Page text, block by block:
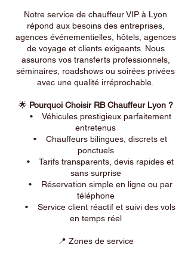
Notre service de chauffeur VIP à Lyon
répond aux besoins des entreprises,
agences événementielles, hôtels, agences
de voyage et clients exigeants. Nous
assurons vos transferts professionnels,
séminaires, roadshows ou soirées privées
avec une qualité irréprochable.
🌟 Pourquoi Choisir RB Chauffeur Lyon ?
• Véhicules prestigieux parfaitement
entretenus
• Chauffeurs bilingues, discrets et
ponctuels
• Tarifs transparents, devis rapides et
sans surprise
• Réservation simple en ligne ou par
téléphone
• Service client réactif et suivi des vols
en temps réel
📍 Zones de service